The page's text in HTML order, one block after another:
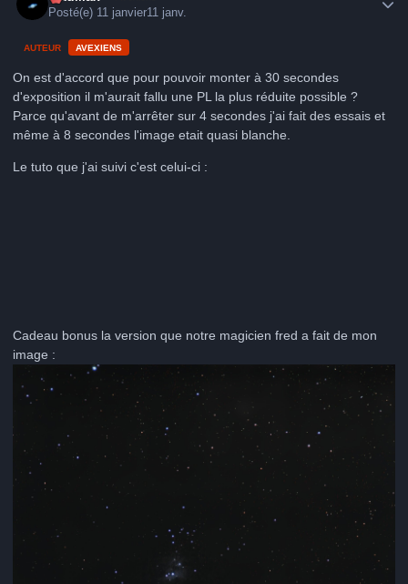
Posté(e) 11 janvier11 janv.
AUTEUR AVEXIENS
On est d'accord que pour pouvoir monter à 30 secondes
d'exposition il m'aurait fallu une PL la plus réduite possible ?
Parce qu'avant de m'arrêter sur 4 secondes j'ai fait des essais et
même à 8 secondes l'image etait quasi blanche.
Le tuto que j'ai suivi c'est celui-ci :
Cadeau bonus la version que notre magicien fred a fait de mon
image :